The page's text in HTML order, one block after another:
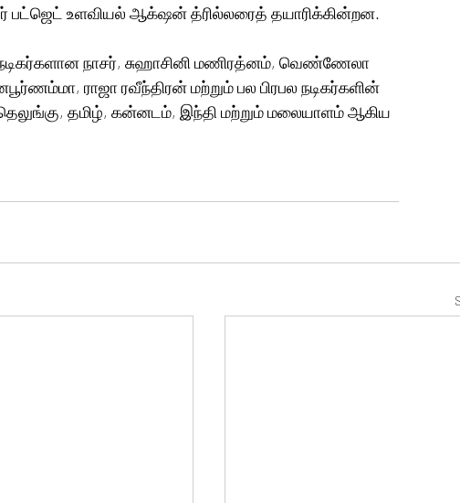
ப்ராக் புரொடக்ஷன்ஸ் தயாரிப்புகள் இந்த உயர் பட்ஜெட் உளவியல் ஆக்‌ஷன் த்ரில்லரைத் தயாரிக்கின்றன.
நடிகர்களான நாசர், சுஹாசினி மணிரத்னம், வெண்ணேலா
ராஜா ரவீந்திரன் மற்றும் பல பிரபல நடிகர்களின்
தெலுங்கு, தமிழ், கன்னடம், இந்தி மற்றும் மலையாளம் ஆகிய